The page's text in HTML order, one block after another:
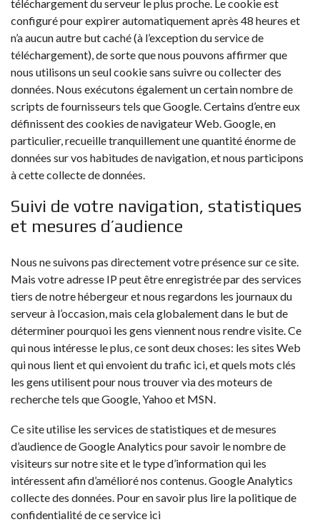
téléchargement du serveur le plus proche. Le cookie est
configuré pour expirer automatiquement après 48 heures et
n’a aucun autre but caché (à l’exception du service de
téléchargement), de sorte que nous pouvons affirmer que
nous utilisons un seul cookie sans suivre ou collecter des
données. Nous exécutons également un certain nombre de
scripts de fournisseurs tels que Google. Certains d’entre eux
définissent des cookies de navigateur Web. Google, en
particulier, recueille tranquillement une quantité énorme de
données sur vos habitudes de navigation, et nous participons
à cette collecte de données.
Suivi de votre navigation, statistiques
et mesures d’audience
Nous ne suivons pas directement votre présence sur ce site.
Mais votre adresse IP peut être enregistrée par des services
tiers de notre hébergeur et nous regardons les journaux du
serveur à l’occasion, mais cela globalement dans le but de
déterminer pourquoi les gens viennent nous rendre visite. Ce
qui nous intéresse le plus, ce sont deux choses: les sites Web
qui nous lient et qui envoient du trafic ici, et quels mots clés
les gens utilisent pour nous trouver via des moteurs de
recherche tels que Google, Yahoo et MSN.
Ce site utilise les services de statistiques et de mesures
d’audience de Google Analytics pour savoir le nombre de
visiteurs sur notre site et le type d’information qui les
intéressent afin d’amélioré nos contenus. Google Analytics
collecte des données. Pour en savoir plus lire la politique de
confidentialité de ce service ici